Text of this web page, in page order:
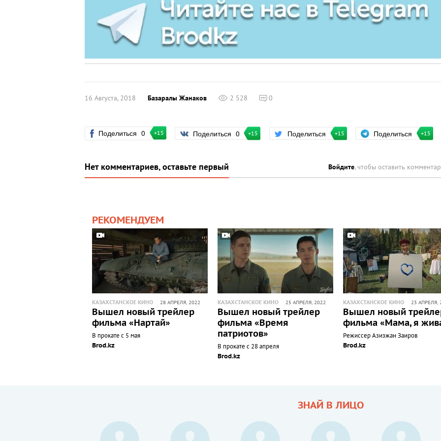
16 Августа, 2018 Базаралы Жанаков 2 528 0
Поделиться 0 +15 Поделиться 0 +15 Поделиться +15 Поделиться +15
Нет комментариев, оставьте первый Войдите, чтобы оставить
РЕКОМЕНДУЕМ
КАЗАХСТАНСКОЕ КИНО 28 АПРЕЛЯ, 2022
Вышел новый трейлер
фильма «Нартай»
В прокате с 5 мая
Brod.kz
КАЗАХСТАНСКОЕ КИНО 25 АПРЕЛЯ, 2022
Вышел новый трейлер
фильма «Время
патриотов»
В прокате с 28 апреля
Brod.kz
КАЗАХСТАНСКОЕ КИНО 23 АПРЕЛЯ,
Вышел новый
фильма «Мама, я
Режиссер Азизжан Заиров
Brod.kz
ЗНАЙ В ЛИЦО